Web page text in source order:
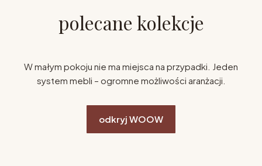
polecane kolekcje
W małym pokoju nie ma miejsca na przypadki. Jeden
system mebli – ogromne możliwości aranżacji.
odkryj WOOW